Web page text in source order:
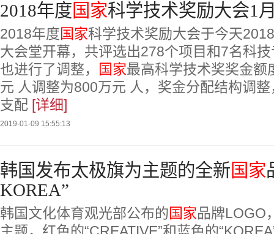
2018年度 国家科学技术奖励大会1
2018年度国家科学技术奖励大会于今天
大会堂开幕，共评选出278个项目和7名科
也进行了调整，
国家最高科学技术奖奖金额
元 人调整为800万元 人，奖金分配结构调
支配 [详细]
2019-01-09 15:55:13
韩国发布太极旗为主题的全新 国家
KOREA”
韩国文化体育观光部公布的国家品牌LOGO